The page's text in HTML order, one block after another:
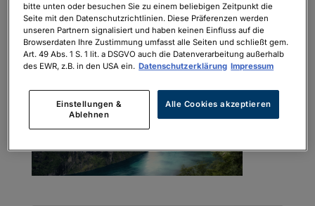
bitte unten oder besuchen Sie zu einem beliebigen Zeitpunkt die
Seite mit den Datenschutzrichtlinien. Diese Präferenzen werden
unseren Partnern signalisiert und haben keinen Einfluss auf die
Browserdaten Ihre Zustimmung umfasst alle Seiten und schließt gem.
Art. 49 Abs. 1 S. 1 lit. a DSGVO auch die Datenverarbeitung außerhalb
des EWR, z.B. in den USA ein. Datenschutzerklärung Impressum
Einstellungen &
Ablehnen
Alle Cookies akzeptieren